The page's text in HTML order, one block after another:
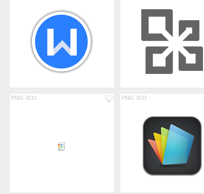
PNG ICO PNG ICO